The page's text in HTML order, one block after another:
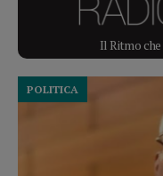
Il Ritmo che
POLITICA